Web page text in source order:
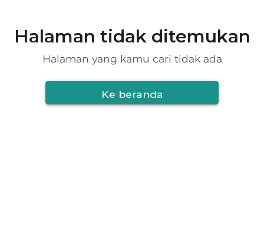
Halaman tidak ditemukan
Halaman yang kamu cari tidak ada
Ke beranda